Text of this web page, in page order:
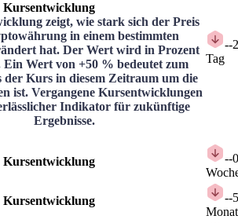
Kursentwicklung
zeigt, wie stark sich der Preis
in einem bestimmten
hat. Der Wert wird in Prozent
Ein Wert von +50 % bedeutet zum
der Kurs in diesem Zeitraum um die
ist. Vergangene Kursentwicklungen
Indikator für zukünftige
Ergebnisse.
--
Tag
Kursentwicklung --
Kursentwicklung --
Monat